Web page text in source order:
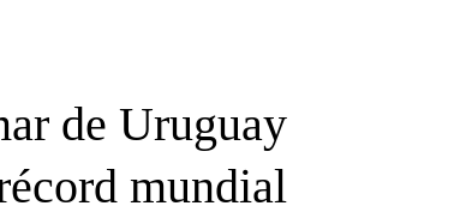
de Uruguay
mundial